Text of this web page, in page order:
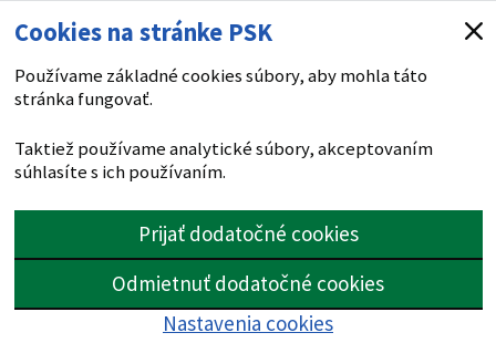
Cookies na stránke PSK
Používame základné cookies súbory, aby mohla táto
stránka fungovať.
Taktiež používame analytické súbory, akceptovaním
súhlasíte s ich používaním.
Prijať dodatočné cookies
Odmietnuť dodatočné cookies
Nastavenia cookies